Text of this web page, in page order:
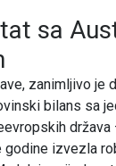
sa
zanimljivo je
bilans sa
država
godine izvezla